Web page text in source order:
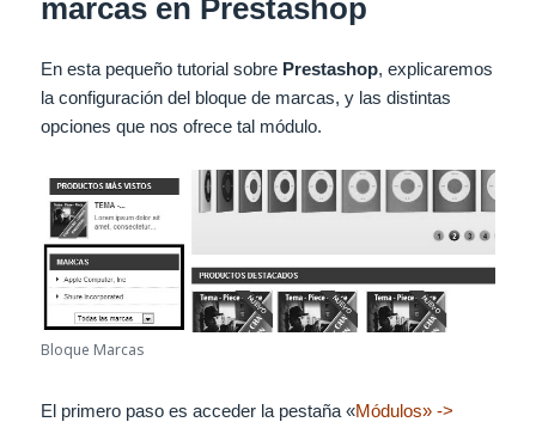
marcas en Prestashop
En esta pequeño tutorial sobre Prestashop, explicaremos
la configuración del bloque de marcas, y las distintas
opciones que nos ofrece tal módulo.
Bloque Marcas
El primero paso es acceder la pestaña «Módulos» ->